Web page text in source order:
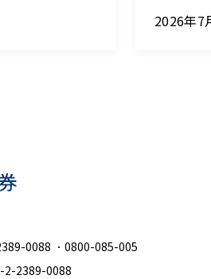
2026年7
0088 ． 0800-085-005
2-2389-0088